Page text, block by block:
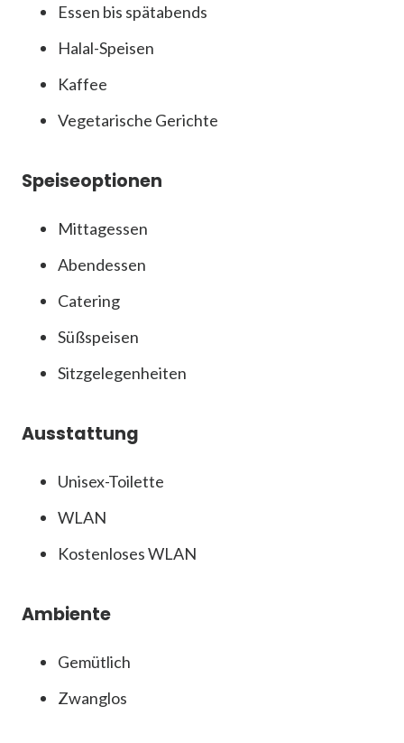
Essen bis spätabends
Halal-Speisen
Kaffee
Vegetarische Gerichte
Speiseoptionen
Mittagessen
Abendessen
Catering
Süßspeisen
Sitzgelegenheiten
Ausstattung
Unisex-Toilette
WLAN
Kostenloses WLAN
Ambiente
Gemütlich
Zwanglos